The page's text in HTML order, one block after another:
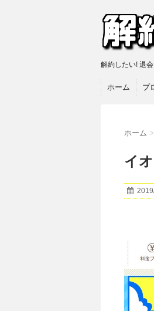
解約したい! 退
ホーム プ
ホーム >
イ